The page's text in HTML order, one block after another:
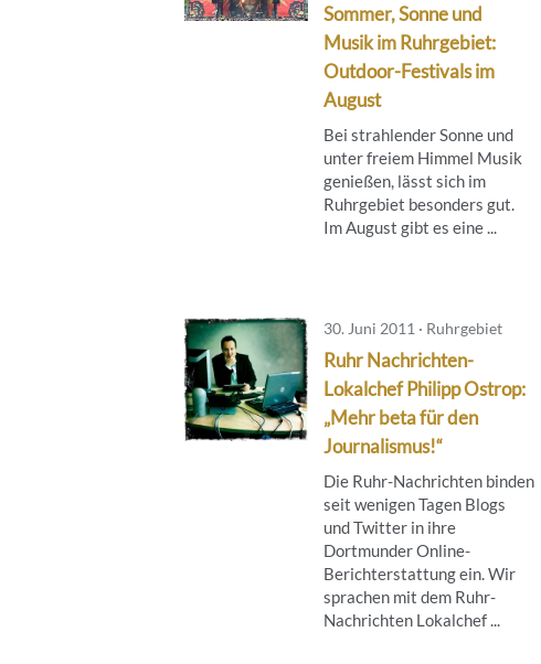
Sommer, Sonne und
Musik im Ruhrgebiet:
Outdoor-Festivals im
August
Bei strahlender Sonne und
unter freiem Himmel Musik
genießen, lässt sich im
Ruhrgebiet besonders gut.
Im August gibt es eine ...
30. Juni 2011 · Ruhrgebiet
Ruhr Nachrichten-
Lokalchef Philipp Ostrop:
„Mehr beta für den
Journalismus!“
Die Ruhr-Nachrichten binden
seit wenigen Tagen Blogs
und Twitter in ihre
Dortmunder Online-
Berichterstattung ein. Wir
sprachen mit dem Ruhr-
Nachrichten Lokalchef ...